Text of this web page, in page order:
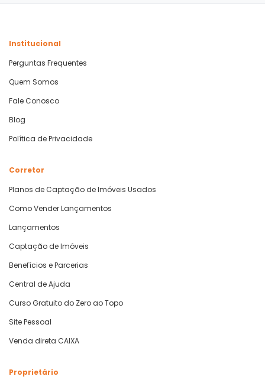
Institucional
Perguntas Frequentes
Quem Somos
Fale Conosco
Blog
Política de Privacidade
Corretor
Planos de Captação de Imóveis Usados
Como Vender Lançamentos
Lançamentos
Captação de Imóveis
Benefícios e Parcerias
Central de Ajuda
Curso Gratuito do Zero ao Topo
Site Pessoal
Venda direta CAIXA
Proprietário